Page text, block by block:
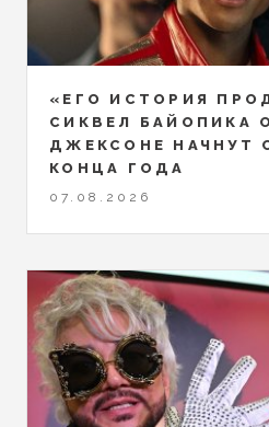
«ЕГО ИСТОРИЯ
СИКВЕЛ БАЙОПИКА
ДЖЕКСОНЕ НАЧНУТ
КОНЦА ГОДА
07.08.2026